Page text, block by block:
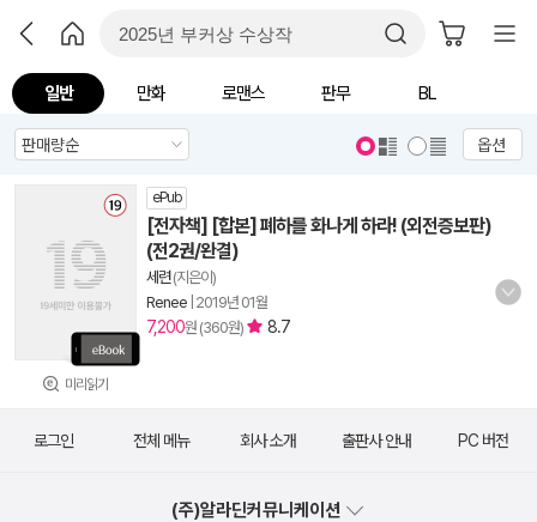
일반 만화 로맨스 판무 BL
옵션
미리읽기
ePub
[전자책] [합본] 폐하를 화나게 하라! (외전증보판)
(전2권/완결)
세련(지은이)
Renee 2019년 01월
7,200원 (360원) 8.7
로그인 전체 메뉴 회사 소개 출판사 안내 PC 버전
(주)알라딘커뮤니케이션